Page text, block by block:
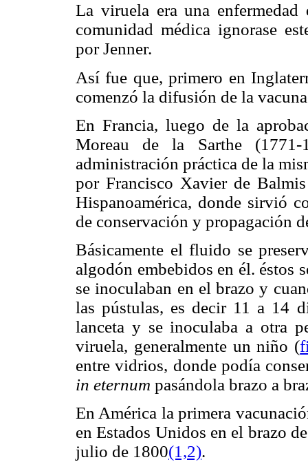
La viruela era una
comunidad médica ignorase
por Jenner.
Así fue que, primero en
comenzó la difusión de la
En Francia, luego de la
Moreau de la Sarthe
administración práctica de la
por Francisco Xavier de
Hispanoamérica, donde sirvió
de conservación y propagación
Básicamente el fluido se
algodón embebidos en él. éstos
se inoculaban en el brazo y
las pústulas, es decir 11 a 14
lanceta y se inoculaba a otra
viruela, generalmente un niño (
entre vidrios, donde podía
in eternum pasándola brazo a
En América la primera
en Estados Unidos en el brazo
julio de 1800(1,2).